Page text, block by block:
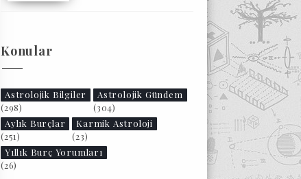
Konular
Astrolojik Bilgiler
(298)
Astrolojik Gündem
(304)
Aylık Burçlar
(251)
Karmik Astroloji
(23)
Yıllık Burç Yorumları
(26)